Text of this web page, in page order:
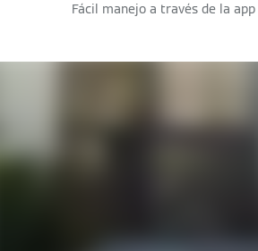
Fácil manejo a través de la app